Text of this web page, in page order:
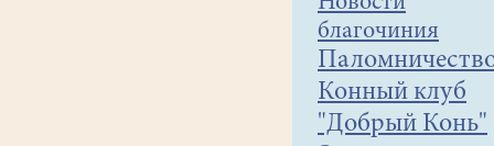
благочиния
Конный клуб
"Добрый Конь"